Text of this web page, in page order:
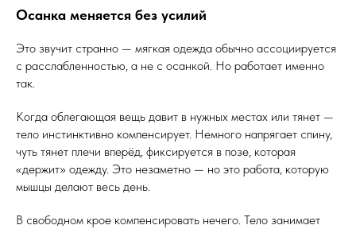
Осанка меняется без усилий
Это звучит странно — мягкая одежда обычно ассоциируется
с расслабленностью, а не с осанкой. Но работает именно
так.
Когда облегающая вещь давит в нужных местах или тянет —
тело инстинктивно компенсирует. Немного напрягает спину,
чуть тянет плечи вперёд, фиксируется в позе, которая
«держит» одежду. Это незаметно — но это работа, которую
мышцы делают весь день.
В свободном крое компенсировать нечего. Тело занимает